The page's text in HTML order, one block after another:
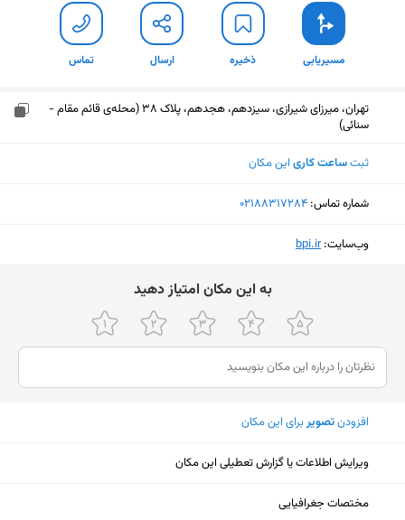
مسیریابی ذخیره ارسال تماس
تهران، میرزای شیرازی، سیزدهم، هجدهم، پلاک 38 (محله‌ی قائم مقام -
سنائی)
ثبتساعت کاری این مکان
شماره تماس: ‎02188317284
وب‌سایت:‎bpi.ir
ﺑﻪ اﯾﻦ ﻣﮑﺎن اﻣﺘﯿﺎز دﻫﯿﺪ
افزودنتصویربرای این مکان
ویرایش اطلاعات یا گزارش تعطیلی این مکان
مختصات جغرافیایی